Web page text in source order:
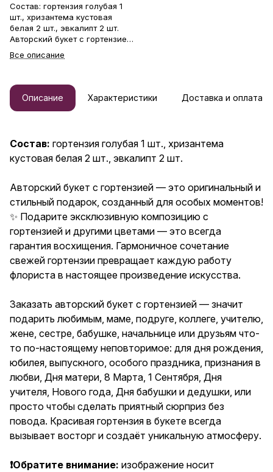
Состав: гортензия голубая 1
шт., хризантема кустовая
белая 2 шт., эвкалипт 2 шт.
Авторский букет с гортензией
стильный подарок, созданный
Подарите эксклюзивную
композицию с гортензией и
другими цветами — это всегда
каждую работу флориста в
настоящее произведение
букет с гортензией — значит
подарить любимым, маме,
подруге, коллеге, учителю,
жене, сестре, бабушке,
начальнице или друзьям что-то
по-настоящему неповторимое:
для дня рождения, юбилея,
выпускного, особого
праздника, признания в любви,
Дня матери, 8 Марта, 1
года, Дня бабушки и дедушки,
или просто чтобы сделать
приятный сюрприз без повода.
Красивая гортензия в букете
всегда вызывает восторг и
создаёт уникальную
атмосферу.❗Обратите
внимание: изображение носит
иллюстративный характер —
реальный букет может немного
отличаться по оттенкам и
форме. Примерные размеры
указаны в карточке
товара.Фирменная открытка-
подарок.
Все описание
Описание Характеристики Доставка и оплата
Состав: гортензия голубая 1 шт., хризантема
кустовая белая 2 шт., эвкалипт 2 шт.
Авторский букет с гортензией — это оригинальный и
стильный подарок, созданный для особых моментов!
✨ Подарите эксклюзивную композицию с
гортензией и другими цветами — это всегда
гарантия восхищения. Гармоничное сочетание
свежей гортензии превращает каждую работу
флориста в настоящее произведение искусства.
Заказать авторский букет с гортензией — значит
подарить любимым, маме, подруге, коллеге, учителю,
жене, сестре, бабушке, начальнице или друзьям что-
то по-настоящему неповторимое: для дня рождения,
юбилея, выпускного, особого праздника, признания в
любви, Дня матери, 8 Марта, 1 Сентября, Дня
учителя, Нового года, Дня бабушки и дедушки, или
просто чтобы сделать приятный сюрприз без
повода. Красивая гортензия в букете всегда
вызывает восторг и создаёт уникальную атмосферу.
❗Обратите внимание: изображение носит